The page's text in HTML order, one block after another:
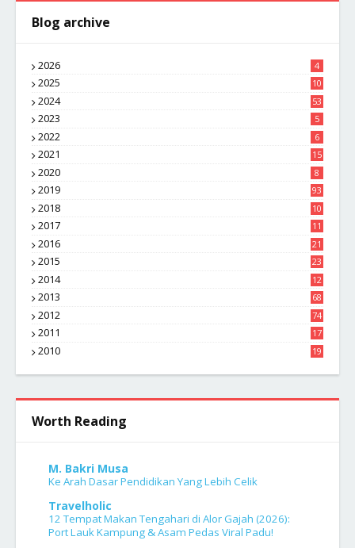
Blog archive
2026 4
2025
10
8
2024 53
2023 5
2022 6
2021 15
2020 8
2019 93
2018
10
4
2017
11
1
2016
21
1
2015
23
7
2014
12
2
2013 68
2012 74
2011
17
4
2010
19
Worth Reading
M. Bakri Musa
Ke Arah Dasar Pendidikan Yang Lebih Celik
Travelholic
12 Tempat Makan Tengahari di Alor Gajah (2026):
Port Lauk Kampung & Asam Pedas Viral Padu!